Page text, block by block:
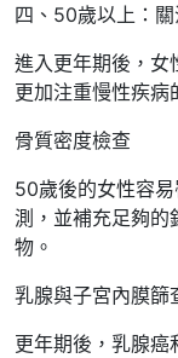
四、50歲以上：
進入更年期後，女
更加注重慢性疾病
骨質密度檢查
50歲後的女性容
測，並補充足夠的
物。
乳腺與子宮內膜篩
更年期後，乳腺癌